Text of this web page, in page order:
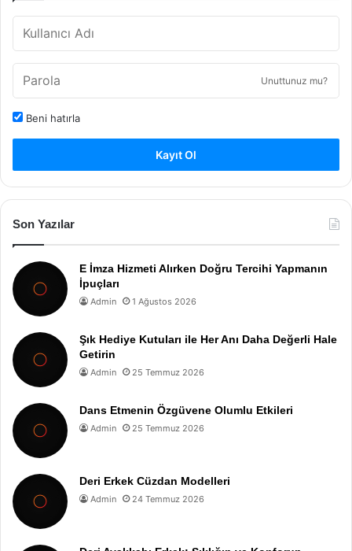
Unuttunuz mu?
Beni hatırla
Kayıt Ol
Son Yazılar
E İmza Hizmeti Alırken Doğru Tercihi Yapmanın
İpuçları
Admin 1 Ağustos 2026
Şık Hediye Kutuları ile Her Anı Daha Değerli Hale
Getirin
Admin 25 Temmuz 2026
Dans Etmenin Özgüvene Olumlu Etkileri
Admin 25 Temmuz 2026
Deri Erkek Cüzdan Modelleri
Admin 24 Temmuz 2026